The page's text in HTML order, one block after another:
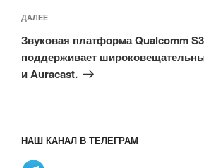
Следующая
запись
ДАЛЕЕ
Звуковая платформа Qualcomm
поддерживает
и Auracast.
НАШ КАНАЛ В ТЕЛЕГРАМ